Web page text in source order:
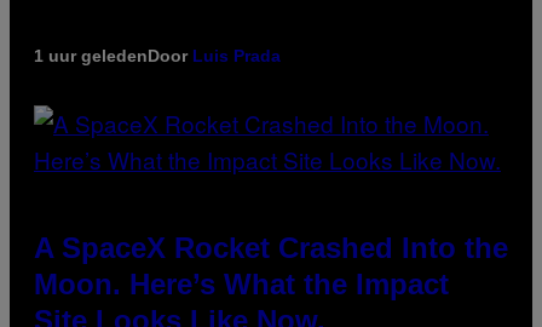
1 uur geledenDoor Luis Prada
A SpaceX Rocket Crashed Into the
Moon. Here’s What the Impact
Site Looks Like Now.